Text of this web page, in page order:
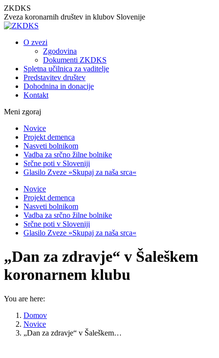
Skip
to
content
ZKDKS
Zveza koronarnih društev in klubov Slovenije
O zvezi
Zgodovina
Dokumenti ZKDKS
Spletna učilnica za vaditelje
Predstavitev društev
Dohodnina in donacije
Kontakt
Meni zgoraj
page
opens
new
window
page
opens
new
window
Novice
Projekt demenca
Nasveti bolnikom
Vadba za srčno žilne bolnike
Srčne poti v Sloveniji
Glasilo Zveze »Skupaj za naša srca«
Novice
Projekt demenca
Nasveti bolnikom
Vadba za srčno žilne bolnike
Srčne poti v Sloveniji
Glasilo Zveze »Skupaj za naša srca«
„Dan za zdravje“ v Šaleškem
koronarnem klubu
You are here:
Domov
Novice
„Dan za zdravje“ v Šaleškem…